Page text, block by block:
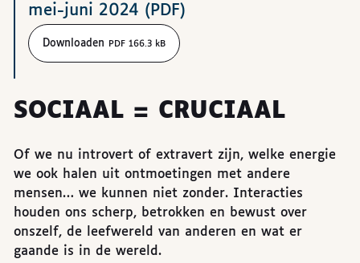
mei-juni 2024 (PDF)
Downloaden PDF 166.3 kB
SOCIAAL = CRUCIAAL
Of we nu introvert of extravert zijn, welke energie
we ook halen uit ontmoetingen met andere
mensen… we kunnen niet zonder. Interacties
houden ons scherp, betrokken en bewust over
onszelf, de leefwereld van anderen en wat er
gaande is in de wereld.